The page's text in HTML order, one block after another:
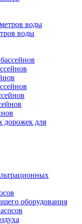
воды
дорожек для
оборудования